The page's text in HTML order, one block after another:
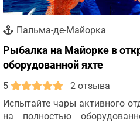
Пальма-де-Майорка
Рыбалка на Майорке в
оборудованной яхте
5
2 отзыва
Испытайте чары активного
на полностью